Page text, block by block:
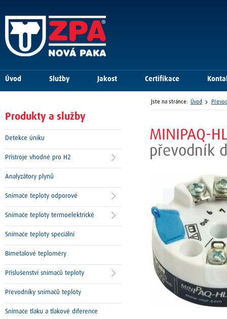
MINIPAQ-
převodník
Produkty a služby
Detekce úniku
Přístroje vhodné pro H2
Analyzátory plynů
Snímače teploty odporové
Snímače teploty termoelektrické
Snímače teploty speciální
Bimetalové teploměry
Příslušenství snímačů teploty
Převodníky snímačů teploty
Snímače tlaku a tlakové diference
Úvod Služby Jakost Certifikace
Jste na stránce: Úvod